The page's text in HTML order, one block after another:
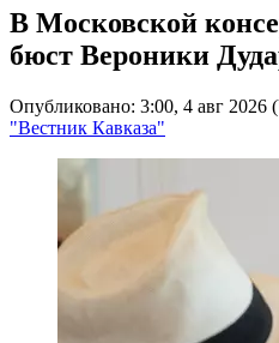
В Московской
бюст Вероники
Опубликовано: 3:00, 4 авг 2026
"Вестник Кавказа"